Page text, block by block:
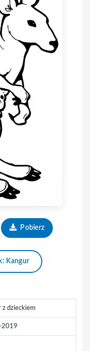
Pobierz
Kangur
z dzieckiem
2019